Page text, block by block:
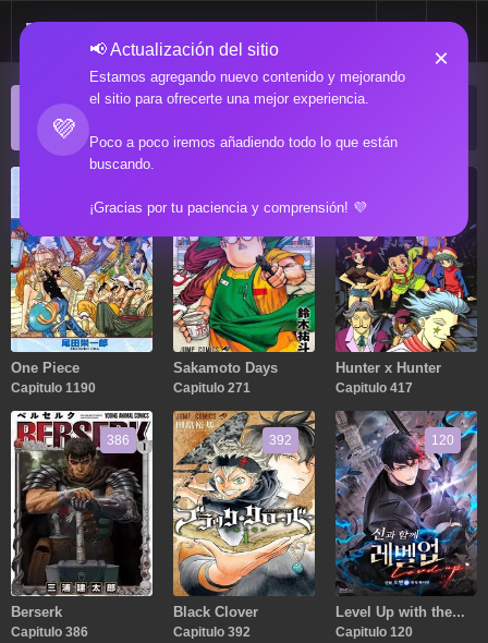
💜
📢 Actualización del sitio
Estamos agregando nuevo contenido y mejorando
el sitio para ofrecerte una mejor experiencia.
Poco a poco iremos añadiendo todo lo que están
buscando.
¡Gracias por tu paciencia y comprensión! 💜
×
ACTUALIZACIONES POPULARES
One Piece
Capitulo 1190
Sakamoto Days
Capitulo 271
Hunter x Hunter
Capitulo 417
386
Berserk
Capitulo 386
392
Black Clover
Capitulo 392
120
Level Up with the
Gods
Capitulo 120